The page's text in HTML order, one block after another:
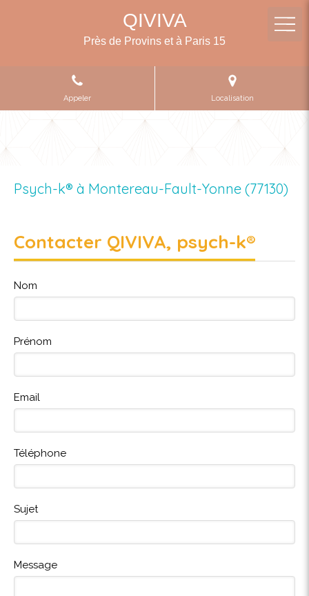
QIVIVA
Près de Provins et à Paris 15
Appeler Localisation
Psych-k® à Montereau-Fault-Yonne (77130)
Contacter QIVIVA, psych-k®
Nom
Prénom
Email
Téléphone
Sujet
Message